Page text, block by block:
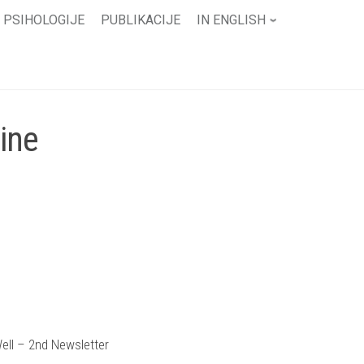
PUBLIKACIJE IN ENGLISH
– 2nd Newsletter